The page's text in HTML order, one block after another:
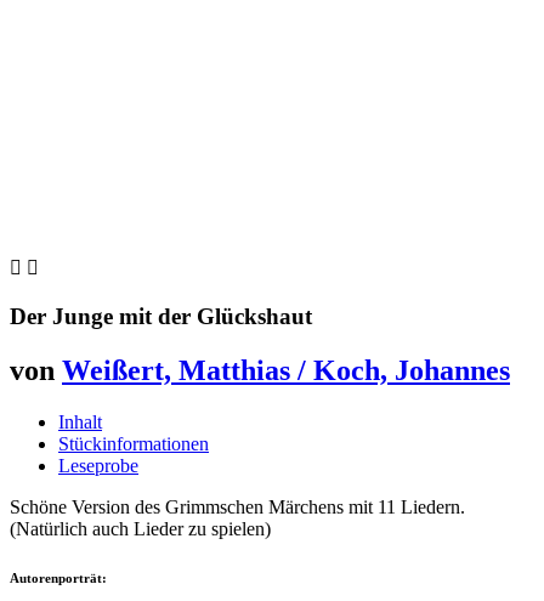
 
Der Junge mit der Glückshaut
von Weißert, Matthias / Koch, Johannes
Inhalt
Stückinformationen
Leseprobe
Schöne Version des Grimmschen Märchens mit 11 Liedern.
(Natürlich auch Lieder zu spielen)
Autorenporträt: